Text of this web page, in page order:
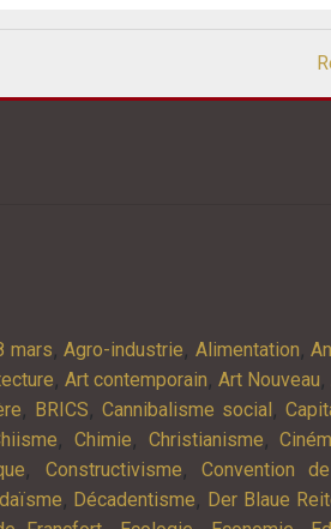
mars, Agro-industrie, Alimentation,
, Art contemporain, Art Nouveau,
, BRICS, Cannibalisme social ,
, Chimie, Christianisme,
, Constructivisme, Convention
, Décadentisme, Der Blaue